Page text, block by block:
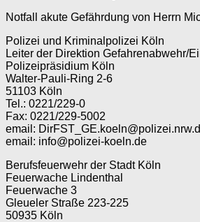
Notfall akute Gefährdung von Herrn
Polizei und Kriminalpolizei Köln
Leiter der Direktion Gefahrenabwehr/
Polizeipräsidium Köln
Walter-Pauli-Ring 2-6
51103 Köln
Tel.: 0221/229-0
Fax: 0221/229-5002
email:
email: info@polizei-koeln.de
Berufsfeuerwehr der Stadt Köln
Feuerwache Lindenthal
Feuerwache 3
Gleueler Straße 223-225
50935 Köln